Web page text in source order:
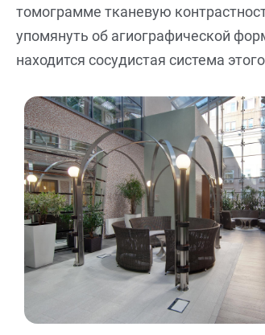
томограмме тканевую
упомянуть об агиографической
находится сосудистая система